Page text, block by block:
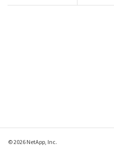
© 2026 NetApp, Inc.